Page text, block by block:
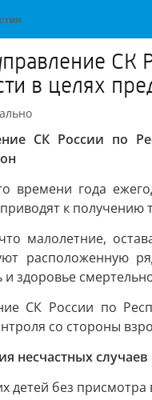
в целях
СК России по
времени года
к получению
малолетние,
расположенную
здоровье
СК России по
со стороны
несчастных
детей без